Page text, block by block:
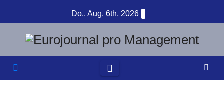
Inhalt
springen
Do.. Aug. 6th, 2026